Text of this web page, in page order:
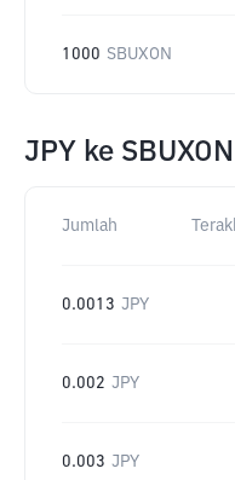
1000 SBUXON
JPY ke SBUXON
Jumlah
0.0013 JPY
0.002 JPY
0.003 JPY